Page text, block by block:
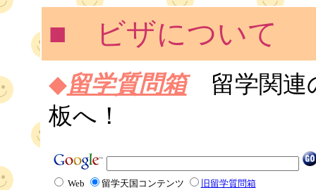
■ ビザについて
◆留学質問箱留学関連
板へ！
Web 留学天国コンテンツ 旧留学質問箱